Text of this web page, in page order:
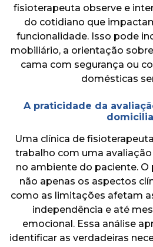
fisioterapeuta observe e
do cotidiano que
funcionalidade. Isso pode
mobiliário, a orientação
cama com segurança ou
domésticas
A praticidade da
Uma clínica de
trabalho com uma
no ambiente do paciente.
não apenas os aspectos
como as limitações afetam
independência e até
emocional. Essa análise
identificar as verdadeiras